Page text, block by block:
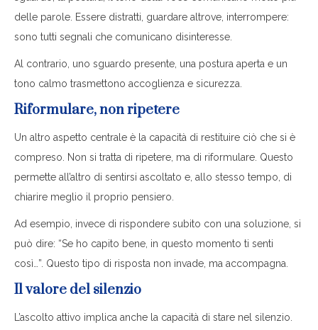
delle parole. Essere distratti, guardare altrove, interrompere:
sono tutti segnali che comunicano disinteresse.
Al contrario, uno sguardo presente, una postura aperta e un
tono calmo trasmettono accoglienza e sicurezza.
Riformulare, non ripetere
Un altro aspetto centrale è la capacità di restituire ciò che si è
compreso. Non si tratta di ripetere, ma di riformulare. Questo
permette all’altro di sentirsi ascoltato e, allo stesso tempo, di
chiarire meglio il proprio pensiero.
Ad esempio, invece di rispondere subito con una soluzione, si
può dire: “Se ho capito bene, in questo momento ti senti
così…”. Questo tipo di risposta non invade, ma accompagna.
Il valore del silenzio
L’ascolto attivo implica anche la capacità di stare nel silenzio.